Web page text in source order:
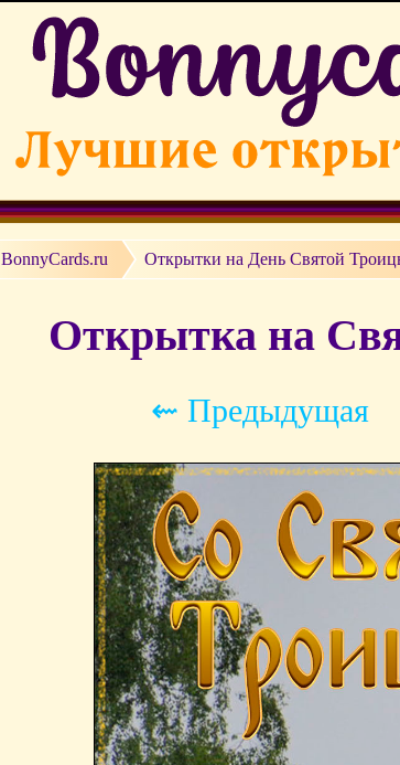
BonnyCards.ru Открытки на День Святой
Открытка на
⇜ Предыдущая